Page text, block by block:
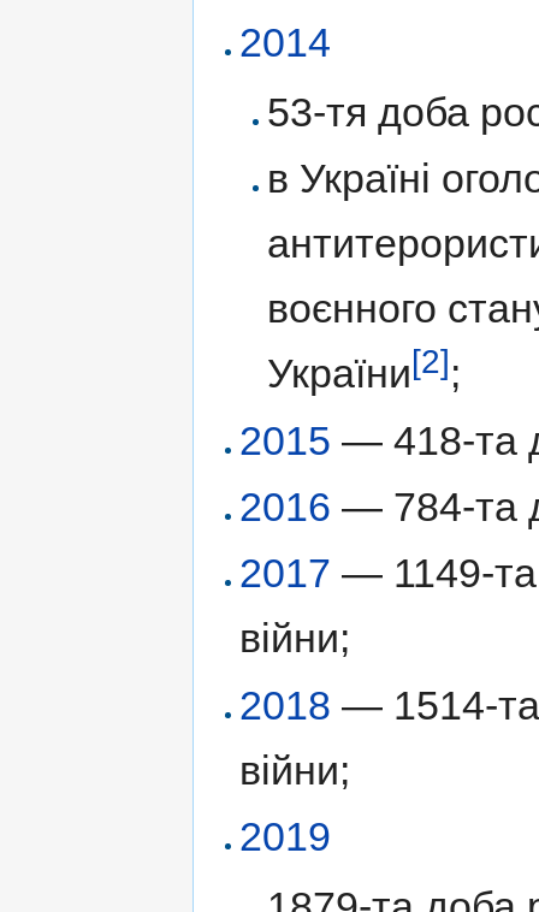
2014
53-тя доба
в Україні
воєнного
України[2];
2015 — 418-та
2016 — 784-та
2017 — 1149-та
війни;
2018 — 1514-та
війни;
2019